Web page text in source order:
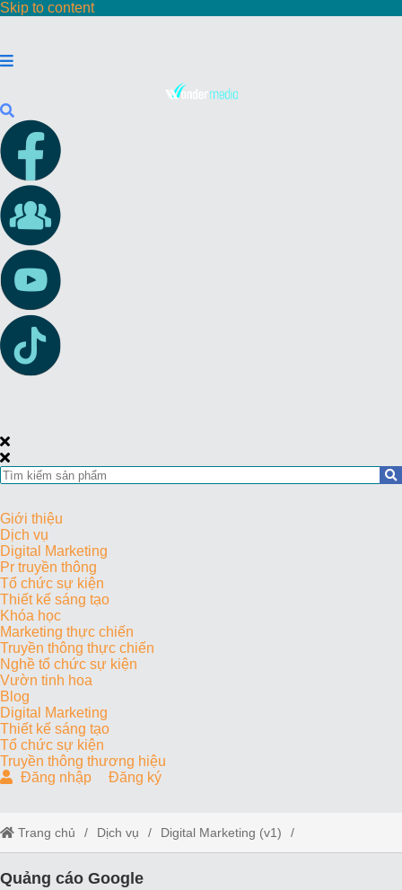
Skip to content
Giới thiệu
Dịch vụ
Digital Marketing
Pr truyền thông
Tổ chức sự kiện
Thiết kế sáng tạo
Khóa học
Marketing thực chiến
Truyền thông thực chiến
Nghề tổ chức sự kiện
Vườn tinh hoa
Blog
Digital Marketing
Thiết kế sáng tạo
Tổ chức sự kiện
Truyền thông thương hiệu
Đăng nhập
Đăng ký
Trang chủ Dịch vụ Digital Marketing (v1)
Quảng cáo Google
Quảng cáo Google